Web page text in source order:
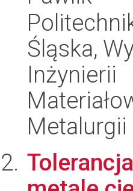
Śląska,
Inżynierii
Metalurgii